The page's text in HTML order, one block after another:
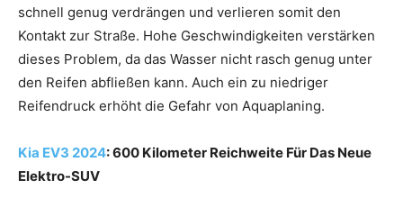
schnell genug verdrängen und verlieren somit den
Kontakt zur Straße. Hohe Geschwindigkeiten verstärken
dieses Problem, da das Wasser nicht rasch genug unter
den Reifen abfließen kann. Auch ein zu niedriger
Reifendruck erhöht die Gefahr von Aquaplaning.
Kia EV3 2024: 600 Kilometer Reichweite Für Das Neue
Elektro-SUV